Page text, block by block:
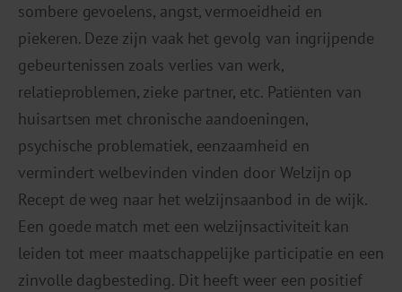
sombere gevoelens, angst, vermoeidheid en
piekeren. Deze zijn vaak het gevolg van ingrijpende
gebeurtenissen zoals verlies van werk,
relatieproblemen, zieke partner, etc. Patiënten van
huisartsen met chronische aandoeningen,
psychische problematiek, eenzaamheid en
vermindert welbevinden vinden door Welzijn op
Recept de weg naar het welzijnsaanbod in de wijk.
Een goede match met een welzijnsactiviteit kan
leiden tot meer maatschappelijke participatie en een
zinvolle dagbesteding. Dit heeft weer een positief